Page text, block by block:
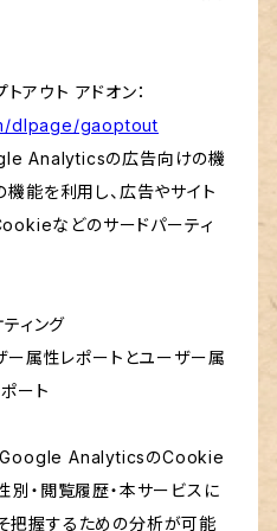
アウト アドオン：
dlpage/gaoptout
Analyticsの広告向けの機
機能を利用し、広告やサイト
などのサードパーティ
ィング
属性レポートとユーザー属
ート
Google AnalyticsのCookie
別・閲覧履歴・本サービスに
把握するための分析が可能